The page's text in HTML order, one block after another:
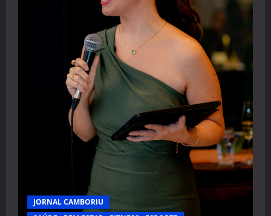
JORNAL CAMBORIU